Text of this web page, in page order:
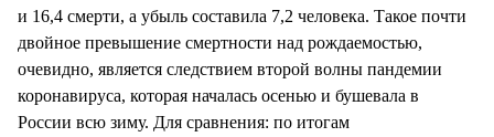
и 16,4 смерти, а убыль составила 7,2 человека. Такое почти
двойное превышение смертности над рождаемостью,
очевидно, является следствием второй волны пандемии
коронавируса, которая началась осенью и бушевала в
России всю зиму. Для сравнения: по итогам